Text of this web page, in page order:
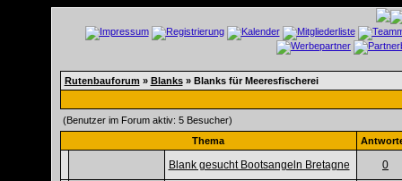
Rutenbauforum » Blanks» Blanks für Meeresfischerei
(Benutzer im Forum aktiv: 5 Besucher)
Thema
Blank gesucht Bootsangeln Bretagne
0